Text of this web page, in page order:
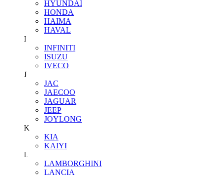
HYUNDAI
HONDA
HAIMA
HAVAL
I
INFINITI
ISUZU
IVECO
J
JAC
JAECOO
JAGUAR
JEEP
JOYLONG
K
KIA
KAIYI
L
LAMBORGHINI
LANCIA